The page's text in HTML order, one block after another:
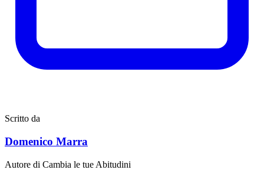
Scritto da
Domenico Marra
Autore di Cambia le tue Abitudini